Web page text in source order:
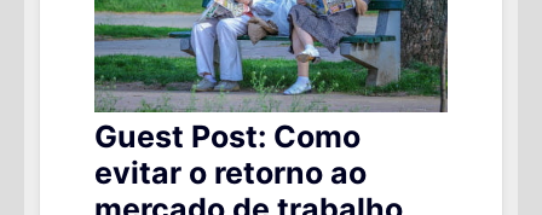
Guest Post: Como
evitar o retorno ao